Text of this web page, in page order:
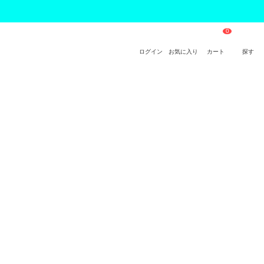
ログイン お気に入り カート 探す